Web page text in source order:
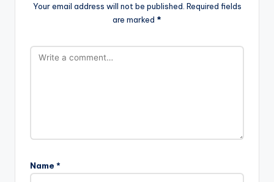
Your email address will not be published. Required fields
are marked *
Name *